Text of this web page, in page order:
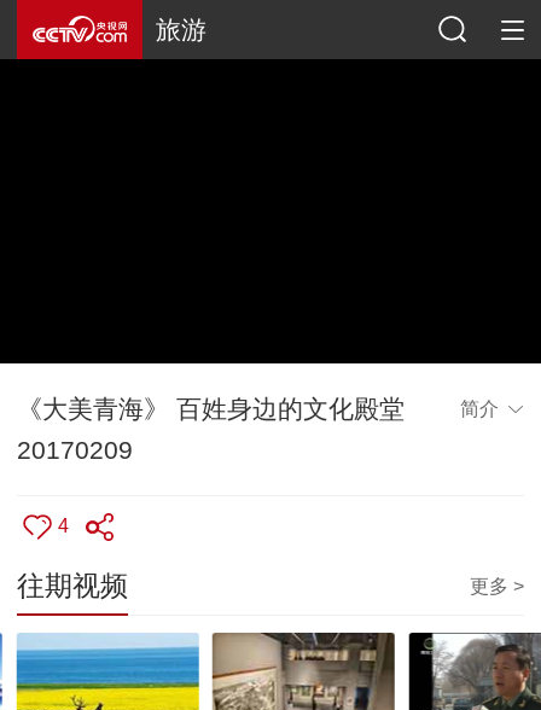
旅游
《大美青海》 百姓身边的文化殿堂
20170209
简介
4
往期视频 更多 >